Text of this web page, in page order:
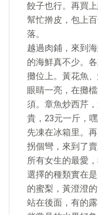
餃子也行。再買
幫忙擀皮，包上
落。
越過肉鋪，來到
的海鮮真不少。
攤位上。黃花魚
眼睛一亮，在攤
須。章魚炒西芹
貴，23元一斤，
先凍在冰箱里。
拐個彎，來到了
所有女生的最愛
選擇的種類實在
的蜜梨，黃澄澄
站在後面，有的